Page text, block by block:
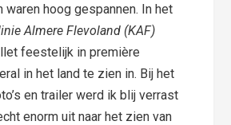
waren hoog gespannen. In het
Almere Flevoland (KAF)
feestelijk in première
in het land te zien in. Bij het
en trailer werd ik blij verrast
enorm uit naar het zien van